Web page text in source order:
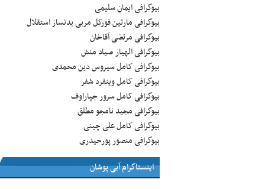
بیوگرافی ایمان سلیمی
بیوگرافی مارتین فورکل مربی بدنساز استقلال
بیوگرافی مرتضی آقاخان
بیوگرافی الهیار صیاد منش
بیوگرافی کامل سیروس دین محمدی
بیوگرافی کامل وینفرد شفر
بیوگرافی کامل سرور جپاراوف
بیوگرافی مجید نامجو مطلق
بیوگرافی کامل علی چینی
بیوگرافی منصور پورحیدری
اینستاگرام آبی پوشان